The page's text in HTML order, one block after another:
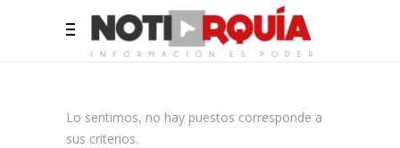
Lo sentimos, no hay puestos corresponde a
sus criterios.